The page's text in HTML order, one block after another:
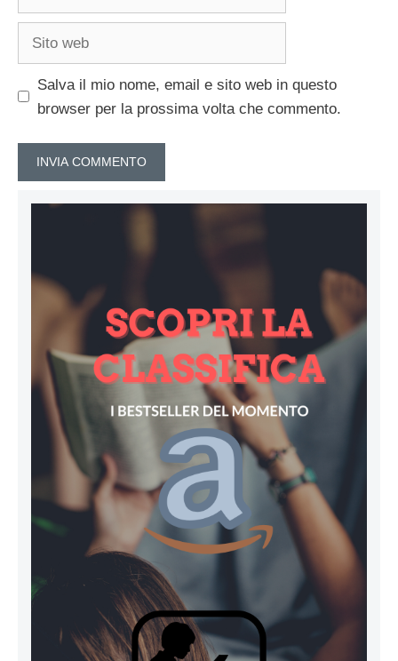
Salva il mio nome, email e sito web in questo
browser per la prossima volta che commento.